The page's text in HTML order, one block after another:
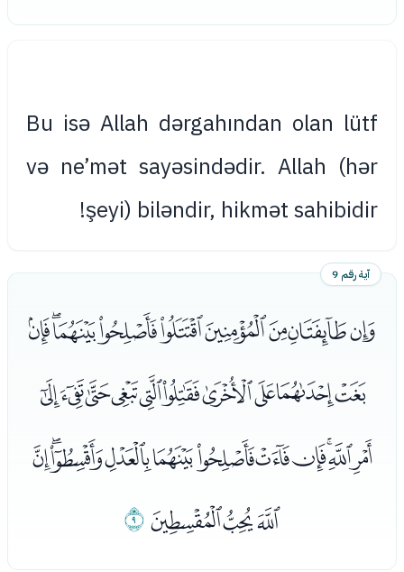
Bu isə Allah dərgahından olan lütf
və ne’mət sayəsindədir. Allah (hər
şeyi) biləndir, hikmət sahibidir!
آية رقم 9
ﮙﮚﮛﮜﮝﮞﮟﮠﮡ
ﮢﮣﮤﮥﮦﮧﮨﮩﮪﮫ
ﮬﮭﮮﮯﮰﮱﯓﯔﯕﯖﯗ
ﯘﯙﯚﯛ